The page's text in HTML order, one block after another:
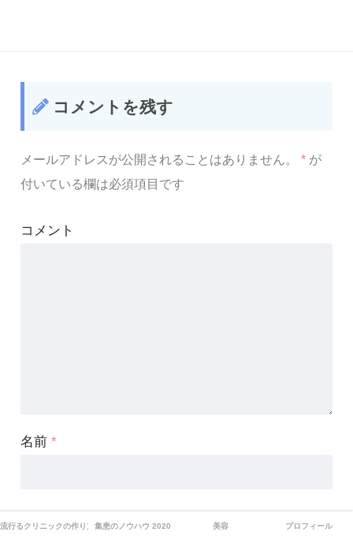
コメントを残す
メールアドレスが公開されることはありません。 *が
付いている欄は必須項目です
コメント
名前 *
メール*
流行るクリニックの作り方 集患のノウハウ 2020 美容 プロフィール